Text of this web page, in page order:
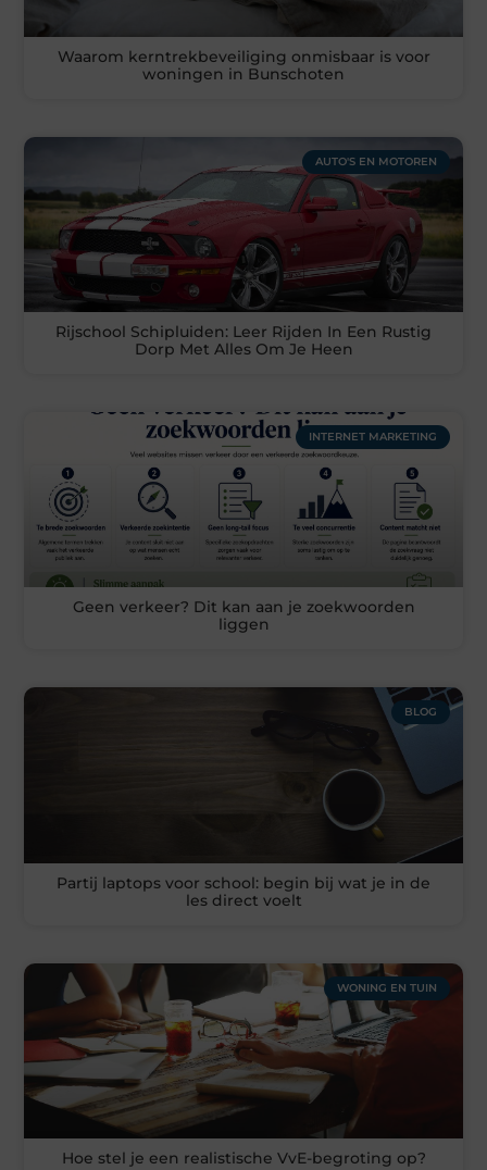
Waarom kerntrekbeveiliging onmisbaar is voor
woningen in Bunschoten
AUTO'S EN MOTOREN
Rijschool Schipluiden: Leer Rijden In Een Rustig
Dorp Met Alles Om Je Heen
INTERNET MARKETING
Geen verkeer? Dit kan aan je zoekwoorden
liggen
BLOG
Partij laptops voor school: begin bij wat je in de
les direct voelt
WONING EN TUIN
Hoe stel je een realistische VvE-begroting op?